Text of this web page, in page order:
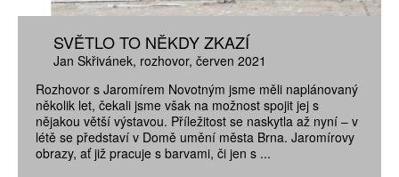
SVĚTLO TO NĚKDY ZKAZÍ
Jan Skřivánek rozhovor červen 2021
Rozhovor s Jaromírem Novotným jsme měli naplánovaný
několik let, čekali jsme však na možnost spojit jej s
nějakou větší výstavou. Příležitost se naskytla až nyní – v
létě se představí v Domě umění města Brna. Jaromírovy
obrazy, ať již pracuje s barvami, či jen s ...